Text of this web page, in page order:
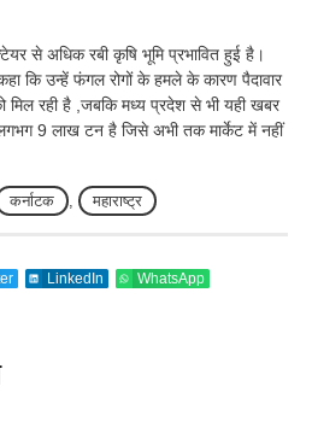
से अधिक रबी कृषि भूमि प्रभावित हुई है।
कहा कि उन्हें फंगल रोगों के हमले के कारण पैदावार
मिल रही है ,जबकि मध्य प्रदेश से भी यही खबर
9 लाख टन है जिसे अभी तक मार्केट में नहीं
कर्नाटक , महाराष्ट्र
LinkedIn WhatsApp